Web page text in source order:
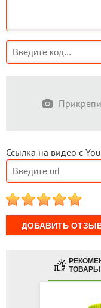
Ссылка на видео с
1 2 3 4 5
ТОВАРЫ